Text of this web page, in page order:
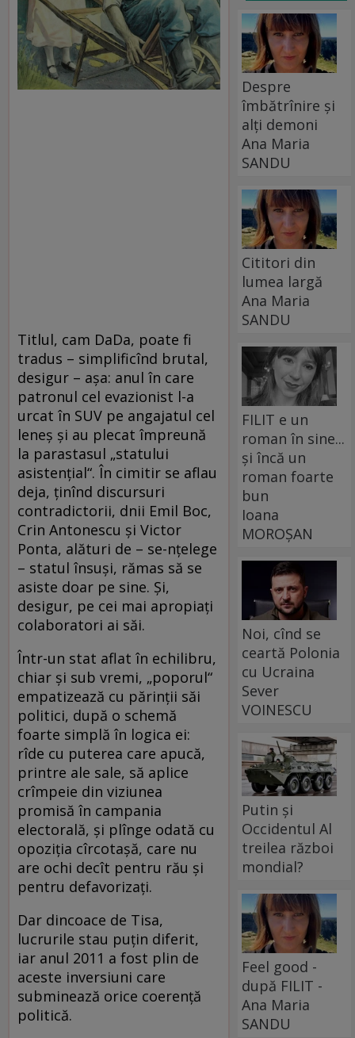
Titlul, cam DaDa, poate fi
tradus – simplificînd brutal,
desigur – aşa: anul în care
patronul cel evazionist l-a
urcat în SUV pe angajatul cel
leneş şi au plecat împreună
la parastasul „statului
asistenţial“. În cimitir se aflau
deja, ţinînd discursuri
contradictorii, dnii Emil Boc,
Crin Antonescu şi Victor
Ponta, alături de – se-nţelege
– statul însuşi, rămas să se
asiste doar pe sine. Şi,
desigur, pe cei mai apropiaţi
colaboratori ai săi.
Într-un stat aflat în echilibru,
chiar şi sub vremi, „poporul“
empatizează cu părinţii săi
politici, după o schemă
foarte simplă în logica ei:
rîde cu puterea care apucă,
printre ale sale, să aplice
crîmpeie din viziunea
promisă în campania
electorală, şi plînge odată cu
opoziţia cîrcotaşă, care nu
are ochi decît pentru rău şi
pentru defavorizaţi.
Dar dincoace de Tisa,
lucrurile stau puţin diferit,
iar anul 2011 a fost plin de
aceste inversiuni care
subminează orice coerenţă
politică.
Despre
îmbătrînire și
alți demoni
Ana Maria
SANDU
Cititori din
lumea largă
Ana Maria
SANDU
FILIT e un
roman în sine...
și încă un
roman foarte
bun
Ioana
MOROȘAN
Noi, cînd se
ceartă Polonia
cu Ucraina
Sever
VOINESCU
Putin și
Occidentul Al
treilea război
mondial?
Feel good -
după FILIT -
Ana Maria
SANDU